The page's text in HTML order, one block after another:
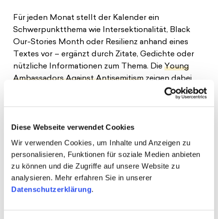
Diese Webseite verwendet Cookies
Wir verwenden Cookies, um Inhalte und Anzeigen zu
personalisieren, Funktionen für soziale Medien anbieten
zu können und die Zugriffe auf unsere Website zu
analysieren. Mehr erfahren Sie in unserer
Datenschutzerklärung.
Datenschutz
Impressum
Für jeden Monat stellt der Kalender ein
Schwerpunktthema wie Intersektionalität, Black
Our-Stories Month oder Resilienz anhand eines
Textes vor – ergänzt durch Zitate, Gedichte oder
nützliche Informationen zum Thema. Die Young
Ambassadors Against Antisemitismzeigen dabei
vielfältige Lebensrealitäten und beziehen junge
verschiedene Diskriminierungsformen anzuregen.
Darüber hinaus kann er natürlich dazu genutzt
werden, um persönlichen Gedanken, Termine oder
andere Dinge festzuhalten.